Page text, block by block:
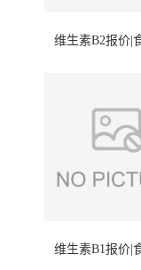
维生素B2报价|
维生素B1报价|